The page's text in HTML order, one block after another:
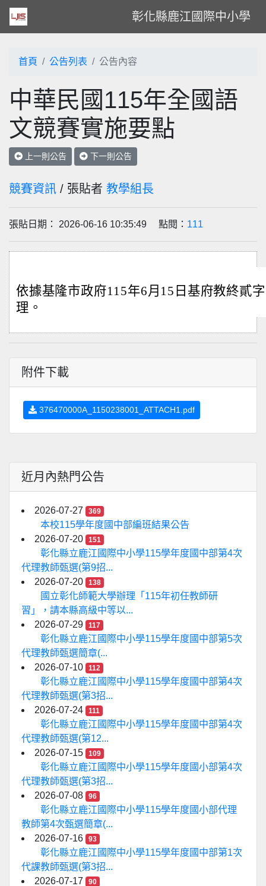
彰化縣鹿江國際中小學
首頁 公告列表 公告內容
中華民國115年全國語
文競賽實施要點
上一則公告 下一則公告
競賽資訊 / 張貼者 教學組長
張貼日期： 2026-06-16 10:35:49 點閱： 111
依據基隆市政府115年6月15日基府教終貳
理。
附件下載
376470000A_1150238001_ATTACH1.pdf
近月內熱門公告
2026-07-27 369
本校115學年度國中部編班結果公告
2026-07-20
151
彰化縣立鹿江國際中小學115學年度國中部第4次
代理教師甄選(第9招...
2026-07-20
138
國立彰化師範大學辦理「115年初任教師研
習」，請本縣高級中等以...
2026-07-29
117
彰化縣立鹿江國際中小學115學年度國中部第5次
代理教師甄選簡章(...
2026-07-10
112
彰化縣立鹿江國際中小學115學年度國中部第4次
代理教師甄選(第3招...
2026-07-24
111
彰化縣立鹿江國際中小學115學年度國中部第4次
代理教師甄選(第12...
2026-07-15
109
彰化縣立鹿江國際中小學115學年度國小部第4次
代理教師甄選(第3招...
2026-07-08
96
彰化縣立鹿江國際中小學115學年度國小部代理
教師第4次甄選簡章(...
2026-07-16
93
彰化縣立鹿江國際中小學115學年度國中部第1次
代課教師甄選(第3招...
2026-07-17
90